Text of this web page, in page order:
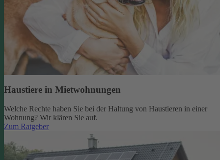
Haustiere in Mietwohnungen
Welche Rechte haben Sie bei der Haltung von Haustieren in einer
Wohnung? Wir klären Sie auf.
Zum Ratgeber